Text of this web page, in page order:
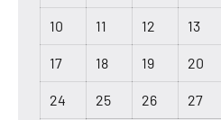
10 11 12 13
17 18 19 20
24 25 26 27